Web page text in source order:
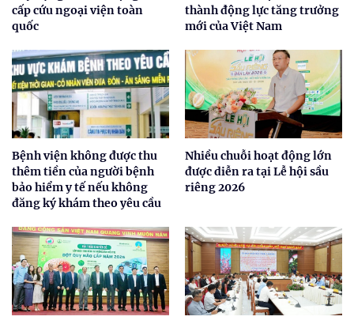
cấp cứu ngoại viện toàn
quốc
thành động lực tăng trưởng
mới của Việt Nam
Bệnh viện không được thu
thêm tiền của người bệnh
bảo hiểm y tế nếu không
đăng ký khám theo yêu cầu
Nhiều chuỗi hoạt động lớn
được diễn ra tại Lễ hội sầu
riêng 2026